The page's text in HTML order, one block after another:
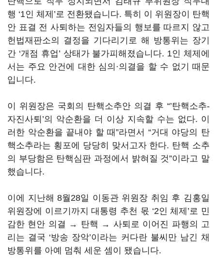
행 ‘1인 체제 ’로 전환됐습니다. 특히 이 위원장이 탄핵
안 표결 전 사퇴하는 전임자들의 행보를 따르지 않고
헌법재판소의 결정을 기다리기로 해 방통위는 장기
간 ‘개점 휴업 ’ 상태가 불가피해졌습니다. 1인 체제에
서는 주요 안건에 대한 심의·의결을 할 수 없기 때문
입니다.
이 위원장은 국회의 탄핵소추안 의결 후 “’탄핵소추-
자진사퇴 ’의 악순환을 더 이상 지속할 수는 없다. 이
러한 악순환을 끝내야 할 때”라면서 “거대 야당의 탄
핵소추라는 횡포에 당당히 맞서고자 한다. 탄핵 소추
의 부당함은 탄핵심판 과정에서 밝혀질 것”이라고 말
했습니다.
이에 지난해8월 28일 이동관 위원장 취임 후 김홍일
위원장에 이르기까지 대통령 추천 몫 ‘2인 체제 ’로 민
감한 현안 의결 → 탄핵 → 사퇴로 이어진 파행의 고
리는 결국 ‘방송 장악’이라는 커다란 불씨만 남긴 채
방통위를 아예 멈춰 세운 셈이 됐습니다.